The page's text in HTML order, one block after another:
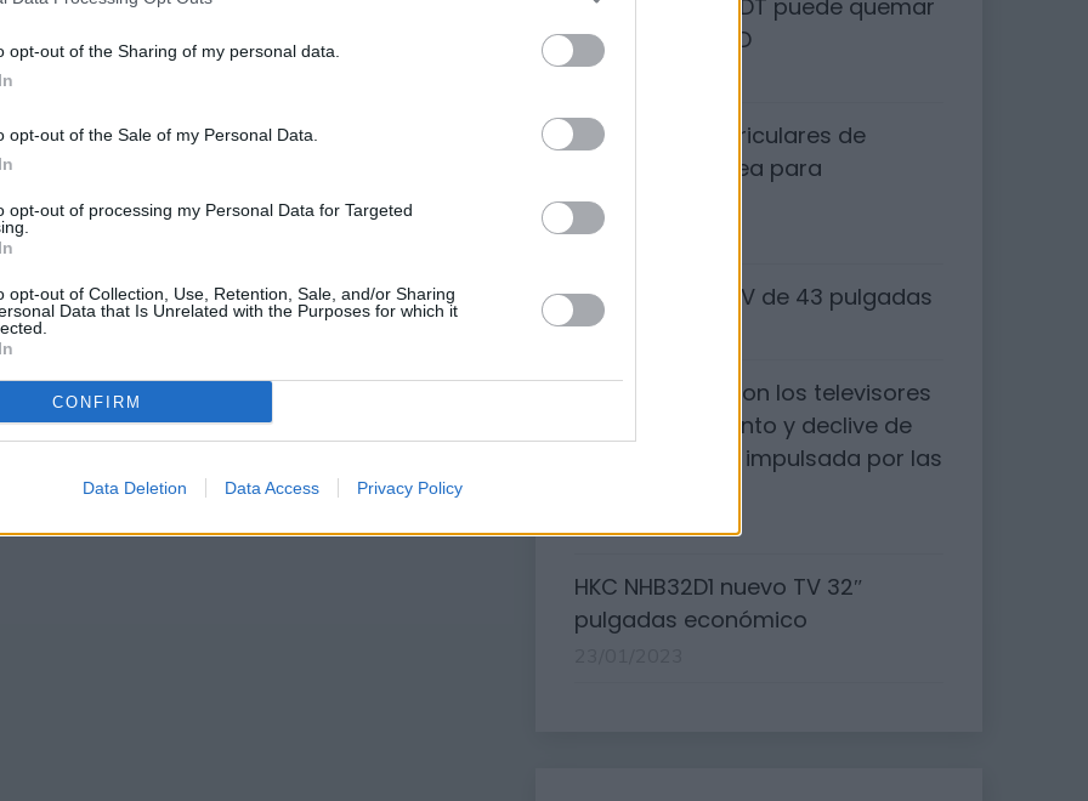
opt-out of the Sharing of my personal data.
opt-out of the Sale of my Personal Data.
opt-out of processing my Personal Data for Targeted
opt-out of Collection, Use, Retention, Sale, and/or Sharing
Data that Is Unrelated with the Purposes for which it
CONFIRM
Data Deletion Data Access Privacy Policy
canales de la TDT puede quemar
tu televisor OLED
11/03/2024
Los mejores auriculares de
conducción ósea para
deportistas
08/09/2023
Xiaomi Smart TV de 43 pulgadas
29/01/2023
¿Qué sucedió con los televisores
3D?: El surgimiento y declive de
una tecnología impulsada por las
HKC NHB32D1 nuevo TV 32″
pulgadas económico